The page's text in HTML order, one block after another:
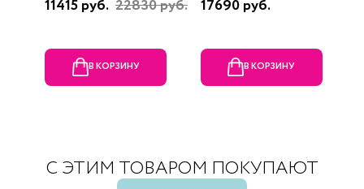
11415 руб. 22830 руб.
В КОРЗИНУ
17690 руб.
В КОРЗИНУ
С ЭТИМ ТОВАРОМ ПОКУПАЮТ